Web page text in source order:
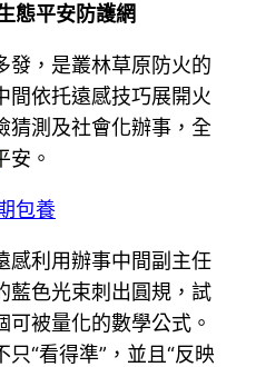
態平安防護網
發，是叢林草原防火的
間依托遠感技巧展開火
猜測及社會化辦事，全
安。
包養
感利用辦事中間副主任
藍色光束刺出圓規，試
可被量化的數學公式。
“看得準”，並且“反映